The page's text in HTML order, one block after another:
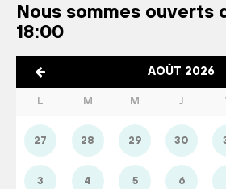
Nous sommes ouverts
18:00
AOÛT 2026
L M M J
27 28 29 30
3 4 5 6